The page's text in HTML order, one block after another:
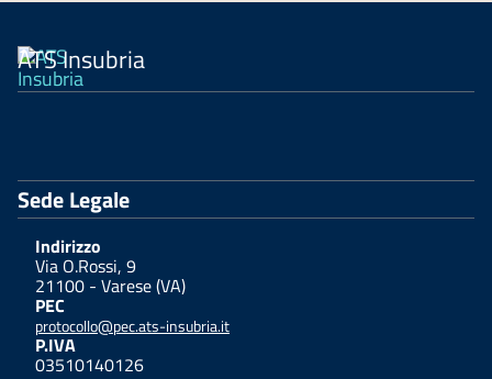
ATS Insubria
Sede Legale
Indirizzo
Via O.Rossi, 9
21100 - Varese (VA)
PEC
protocollo@pec.ats-insubria.it
P.IVA
03510140126